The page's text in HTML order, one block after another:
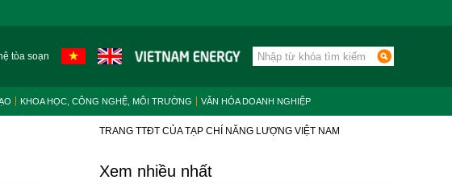
tòa soạn
KHOA HỌC, CÔNG NGHỆ, MÔI TRƯỜNG VĂN HÓA DOANH NGHIỆP
TRANG TTĐT CỦA TẠP CHÍ NĂNG LƯỢNG VIỆT NAM
Xem nhiều nhất